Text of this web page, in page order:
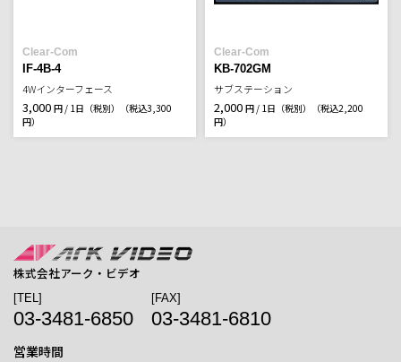
Clear-Com
IF-4B-4
4Wインターフェース
3,000 円 / 1日（税別）
（税込3,300
円）
Clear-Com
KB-702GM
サブステーション
2,000 円 / 1日（税別）
（税込2,200
円）
株式会社アーク・ビデオ
[TEL]
03-3481-6850
[FAX]
03-3481-6810
営業時間